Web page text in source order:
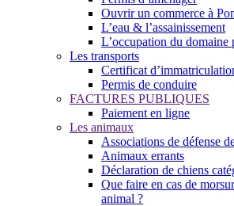
Ouvrir un commerce à
L’eau & l’assainissement
L’occupation du domaine
Les transports
Certificat
Permis de conduire
FACTURES PUBLIQUES
Paiement en ligne
Les animaux
Associations de défense
Animaux errants
Déclaration de chiens
Que faire en cas de
animal ?